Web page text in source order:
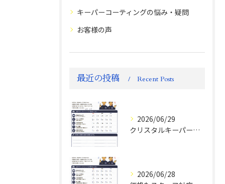
キーパーコーティングの悩み・疑問
お客様の声
最近の投稿 Recent Posts
2026/06/29
クリスタルキーパー評判
2026/06/28